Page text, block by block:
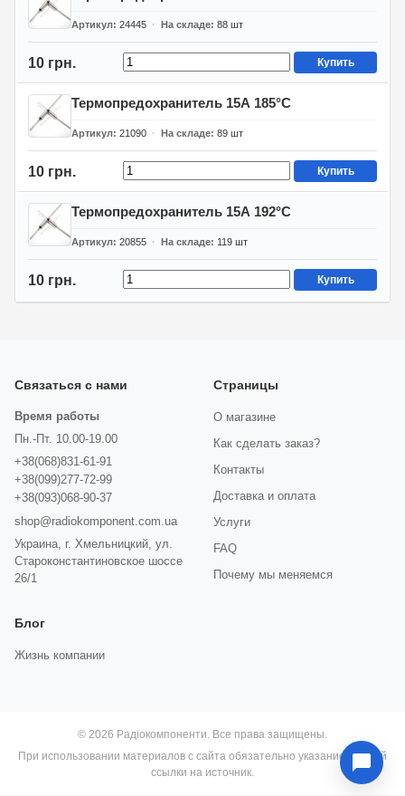
Артикул 24445 На складе 88 шт
10 грн. Купить
Термопредохранитель 15А 185°C
Артикул 21090 На складе 89 шт
10 грн. Купить
Термопредохранитель 15А 192°C
Артикул 20855 На складе 119 шт
10 грн. Купить
Связаться с нами
Время работы
Пн.-Пт. 10.00-19.00
+38(068)831-61-91
+38(099)277-72-99
+38(093)068-90-37
shop@radiokomponent.com.ua
Украина, г. Хмельницкий, ул.
Староконстантиновское шоссе
26/1
Страницы
О магазине
Как сделать заказ?
Контакты
Доставка и оплата
Услуги
FAQ
Почему мы меняемся
Блог
Жизнь компании
© 2026 Радіокомпоненти. Все права защищены.
При использовании материалов с сайта обязательно указание прямой
ссылки на источник.